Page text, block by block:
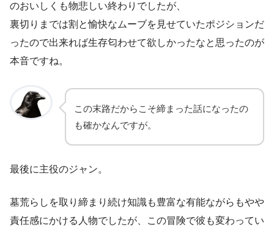
のおいしくも物悲しい終わりでしたが、
裏切りまでは割と愉快なムーブを見せていたポジションだ
ったので出来れば生存匂わせて欲しかったなと思ったのが
本音ですね。
この末路だからこそ締まった話になったの
も確かなんですが。
最後に主役のジャン。
墓荒らしを取り締まり続け知識も豊富な有能ながらもやや
責任感にかける人物でしたが、この冒険で彼も変わってい